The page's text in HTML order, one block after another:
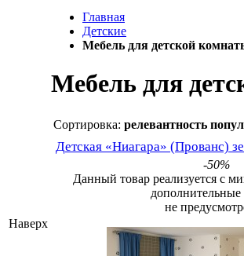
Наверх
Главная
Детские
Мебель для детской
Мебель для
Сортировка: релевантность
Детская «Ниагара» (Прованс)
-50%
Данный товар реализуется с
дополнительные
не